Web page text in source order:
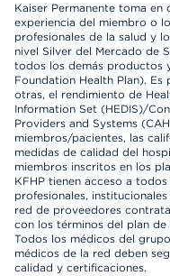
Kaiser Permanente toma en
experiencia del miembro o
profesionales de la salud y
nivel Silver del Mercado de
todos los demás productos
Foundation Health Plan). Es
otras, el rendimiento de
Information Set (HEDIS)/
Providers and Systems
miembros/pacientes, las
medidas de calidad del
miembros inscritos en los
KFHP tienen acceso a
profesionales,
red de proveedores
con los términos del plan
Todos los médicos del
médicos de la red deben
calidad y certificaciones.